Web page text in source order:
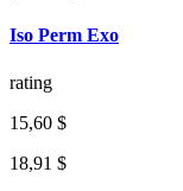
Iso Perm Exo
rating
15,60 $
18,91 $